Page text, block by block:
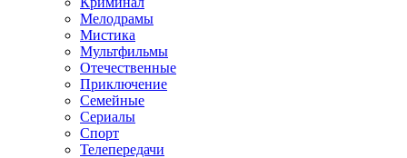
Мелодрамы
Мистика
Мультфильмы
Отечественные
Приключение
Семейные
Сериалы
Спорт
Телепередачи